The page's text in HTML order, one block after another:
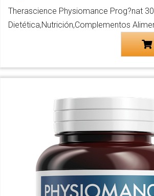
Therascience Physiomance Prog?nat
Dietética,Nutrición,Complementos